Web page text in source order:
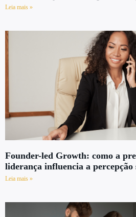
Leia mais »
Founder-led Growth: como a
liderança influencia a percepção
Leia mais »